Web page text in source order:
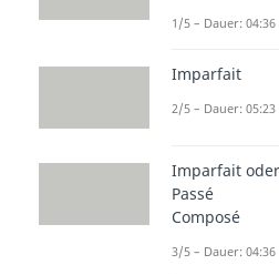
→ Auf
Auf eure
→Vous
aufsie.)
Wichtig:
stehen immer
Studyflix
1/5 – Dauer: 04:36
Imparfait
2/5 – Dauer: 05:23
Imparfait oder
Passé
Composé
3/5 – Dauer: 04:36